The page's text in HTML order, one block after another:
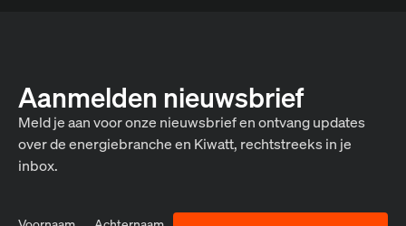
Aanmelden nieuwsbrief
Meld je aan voor onze nieuwsbrief en ontvang updates
over de energiebranche en Kiwatt, rechtstreeks in je
inbox.